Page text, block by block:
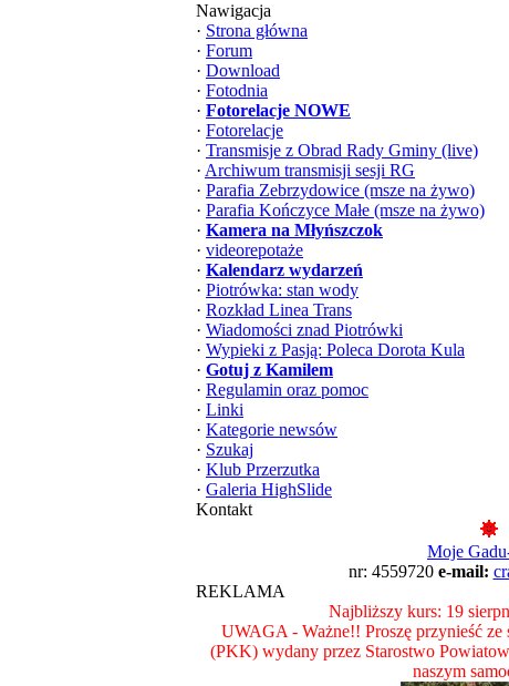
Nawigacja
· Strona główna
· Forum
· Download
· Fotodnia
· Fotorelacje NOWE
· Fotorelacje
· Transmisje z Obrad Rady Gminy (live)
· Archiwum transmisji sesji RG
· Parafia Zebrzydowice (msze na żywo)
· Parafia Kończyce Małe (msze na żywo)
· Kamera na Młyńszczok
· videorepotaże
· Kalendarz wydarzeń
· Piotrówka: stan wody
· Rozkład Linea Trans
· Wiadomości znad Piotrówki
· Wypieki z Pasją: Poleca Dorota Kula
· Gotuj z Kamilem
· Regulamin oraz pomoc
· Linki
· Kategorie newsów
· Szukaj
· Klub Przerzutka
· Galeria HighSlide
Kontakt
Moje
nr: 4559720 e-mail:
REKLAMA
Najbliższy kurs: 19
UWAGA - Ważne!! Proszę przynieść
(PKK) wydany przez Starostwo
naszym